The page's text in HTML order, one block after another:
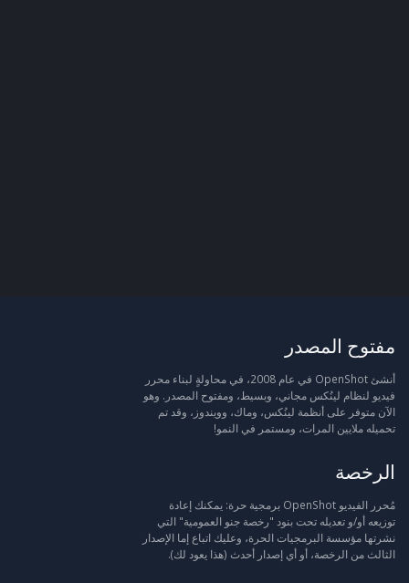
مفتوح المصدر
أنشئ OpenShot في عام 2008، في محاولةٍ لبناء محرر
فيديو لنظام لينُكس مجاني، وبسيط، ومفتوح المصدر. وهو
الآن متوفر على أنظمة لينُكس، وماك، وويندوز، وقد تم
تحميله ملايين المرات، ومستمر في النمو!
الرخصة
مُحرر الفيديو OpenShot برمجية حرة: يمكنك إعادة
توزيعه أو/و تعديله تحت بنود "رخصة جنو العمومية" التي
نشرتها مؤسسة البرمجيات الحرة، وعليك اتباع إما الإصدار
الثالث من الرخصة، أو أي إصدار أحدث (هذا يعود لك).